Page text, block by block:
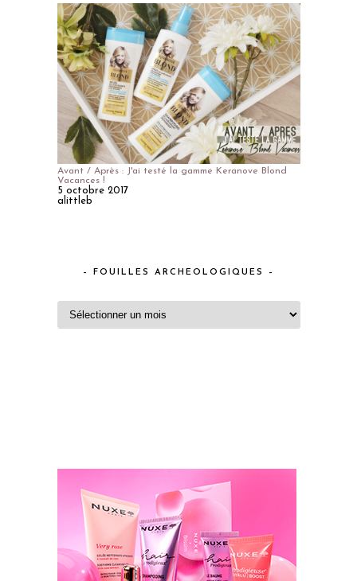
Avant / Après : J'ai testé la gamme Keranove Blond
Vacances !
5 octobre 2017
alittleb
– FOUILLES ARCHEOLOGIQUES –